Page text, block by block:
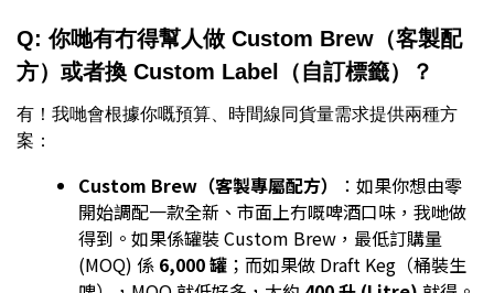
Q: 你哋有冇得幫人做 Custom Brew（客製配
方）或者換 Custom Label（自訂標籤）？
有！我哋會根據你嘅預算、時間線同貨量需求提供兩種方
案：
Custom Brew（客製專屬配方）
：如果你想由零
開始調配一款全新、市面上冇嘅啤酒口味，我哋做
得到。如果係罐裝 Custom Brew，最低訂購量
(MOQ) 係 6,000 罐 ；而如果做 Draft Keg（桶裝生